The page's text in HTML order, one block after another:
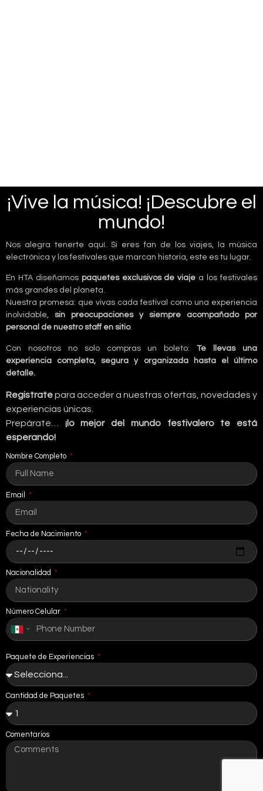
¡Vive la música! ¡Descubre el
mundo!
Nos alegra tenerte aquí. Si eres fan de los viajes, la música
electrónica y los festivales que marcan historia, este es tu lugar.
En HTA diseñamos paquetes exclusivos de viaje a los festivales
más grandes del planeta.
Nuestra promesa: que vivas cada festival como una experiencia
inolvidable, sin preocupaciones y siempre acompañado por
personal de nuestro staff en sitio.
Con nosotros no solo compras un boleto:Te llevas una
experiencia completa, segura y organizada hasta el último
detalle.
Registratepara acceder a nuestras ofertas, novedades y
experiencias únicas.
Prepárate… ¡lo mejor del mundo festivalero te está
esperando!
Nombre Completo
Email
Fecha de Nacimiento
Nacionalidad
Número Celular
Mexico
Paquete de Experiencias
Cantidad de Paquetes
Comentarios